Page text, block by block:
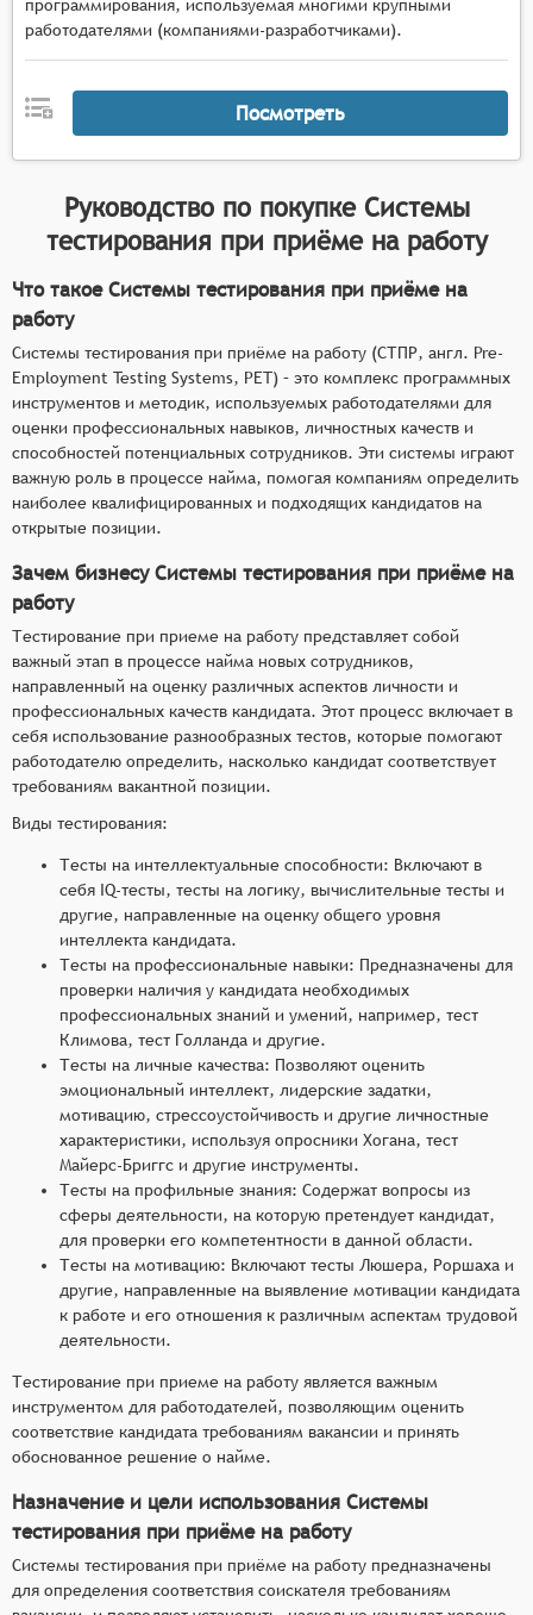
программирования, используемая многими крупными
работодателями (компаниями-разработчиками).
Посмотреть
Руководство по покупке Системы
тестирования при приёме на работу
Что такое Системы тестирования при приёме на
работу
Системы тестирования при приёме на работу (СТПР, англ. Pre-
Employment Testing Systems, PET) – это комплекс программных
инструментов и методик, используемых работодателями для
оценки профессиональных навыков, личностных качеств и
способностей потенциальных сотрудников. Эти системы играют
важную роль в процессе найма, помогая компаниям определить
наиболее квалифицированных и подходящих кандидатов на
открытые позиции.
Зачем бизнесу Системы тестирования при приёме на
работу
Тестирование при приеме на работу представляет собой
важный этап в процессе найма новых сотрудников,
направленный на оценку различных аспектов личности и
профессиональных качеств кандидата. Этот процесс включает в
себя использование разнообразных тестов, которые помогают
работодателю определить, насколько кандидат соответствует
требованиям вакантной позиции.
Виды тестирования:
Тесты на интеллектуальные способности: Включают в
себя IQ-тесты, тесты на логику, вычислительные тесты и
другие, направленные на оценку общего уровня
интеллекта кандидата.
Тесты на профессиональные навыки: Предназначены для
проверки наличия у кандидата необходимых
профессиональных знаний и умений, например, тест
Климова, тест Голланда и другие.
Тесты на личные качества: Позволяют оценить
эмоциональный интеллект, лидерские задатки,
мотивацию, стрессоустойчивость и другие личностные
характеристики, используя опросники Хогана, тест
Майерс-Бриггс и другие инструменты.
Тесты на профильные знания: Содержат вопросы из
сферы деятельности, на которую претендует кандидат,
для проверки его компетентности в данной области.
Тесты на мотивацию: Включают тесты Люшера, Роршаха и
другие, направленные на выявление мотивации кандидата
к работе и его отношения к различным аспектам трудовой
деятельности.
Тестирование при приеме на работу является важным
инструментом для работодателей, позволяющим оценить
соответствие кандидата требованиям вакансии и принять
обоснованное решение о найме.
Назначение и цели использования Системы
тестирования при приёме на работу
Системы тестирования при приёме на работу предназначены
для определения соответствия соискателя требованиям